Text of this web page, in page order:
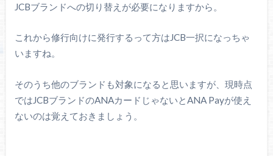
JCBブランドへの切り替えが必要になりますから。
これから修行向けに発行するって方はJCB一択になっちゃ
いますね。
そのうち他のブランドも対象になると思いますが、現時点
ではJCBブランドのANAカードじゃないとANA Payが使え
ないのは覚えておきましょう。